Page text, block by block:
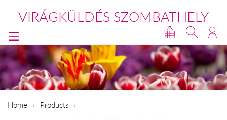
VIRÁGKÜLDÉS SZOMBATHELY
Home Products